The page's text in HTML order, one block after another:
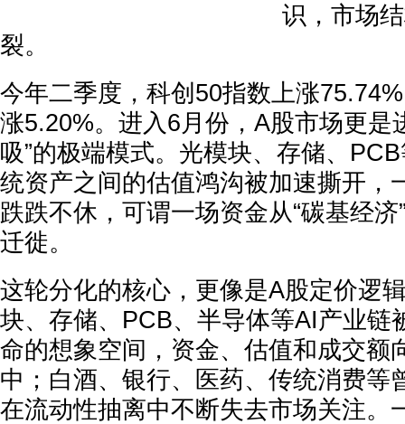
识，市场
裂。
今年二季度，科创50指数上涨
涨5.20%。进入6月份，A股市场更是
吸”的极端模式。光模块、存储、
统资产之间的估值鸿沟被加速撕开，
跌跌不休，可谓一场资金从“碳基经济
迁徙。
这轮分化的核心，更像是A股定价逻
块、存储、PCB、半导体等AI产业链
命的想象空间，资金、估值和成交额
中；白酒、银行、医药、传统消费等
在流动性抽离中不断失去市场关注。